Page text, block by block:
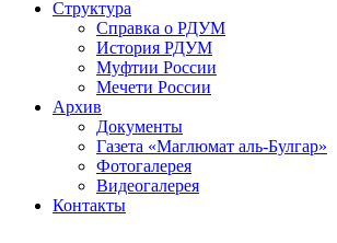
Структура
Справка о РДУМ
История РДУМ
Муфтии России
Мечети России
Архив
Документы
Газета «Маглюмат аль-Булгар»
Фотогалерея
Видеогалерея
Контакты